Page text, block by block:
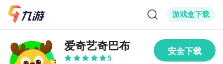
游戏盒下载
爱奇艺奇巴布
5